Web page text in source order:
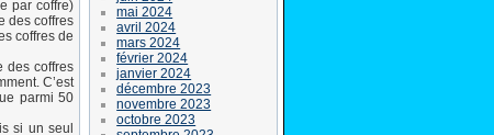
par coffre)
des coffres
coffres de
des coffres
C’est
parmi 50
si un seul
mai 2024
avril 2024
mars 2024
février 2024
janvier 2024
décembre 2023
novembre 2023
octobre 2023